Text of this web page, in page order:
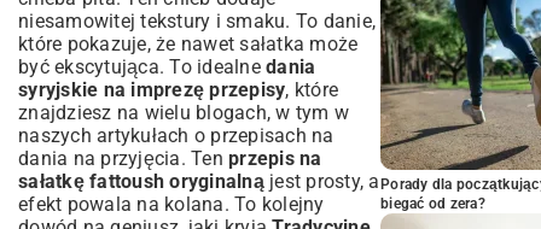
niesamowitej tekstury i smaku. To danie,
które pokazuje, że nawet sałatka może
być ekscytująca. To idealne dania
syryjskie na imprezę przepisy, które
znajdziesz na wielu blogach, w tym w
naszych artykułach o przepisach na
dania na przyjęcia. Ten przepis na
sałatkę fattoush oryginalnąjest prosty, a
efekt powala na kolana. To kolejny
Porady dla
biegać od zera?